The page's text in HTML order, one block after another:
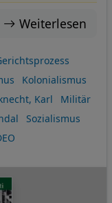
Weiterlesen
Kolonialismus
Karl
Militär
Sozialismus